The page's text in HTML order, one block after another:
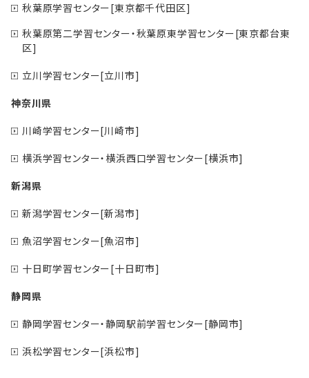
秋葉原学習センター[東京都千代田区]
秋葉原第二学習センター・秋葉原東学習センター[東京都台東
区]
立川学習センター[立川市]
神奈川県
川崎学習センター[川崎市]
横浜学習センター・横浜西口学習センター[横浜市]
新潟県
新潟学習センター[新潟市]
魚沼学習センター[魚沼市]
十日町学習センター[十日町市]
静岡県
静岡学習センター・静岡駅前学習センター[静岡市]
浜松学習センター[浜松市]